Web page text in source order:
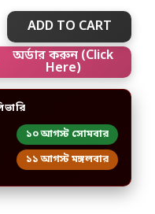
ADD TO CART
অর্ডার করুন (Click
Here)
১০ আগস্ট সোমবার
১১ আগস্ট মঙ্গলবার